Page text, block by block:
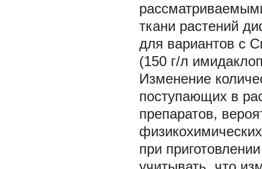
ткани растений
для вариантов с
(150 г/л
Изменение
поступающих в
препаратов,
при